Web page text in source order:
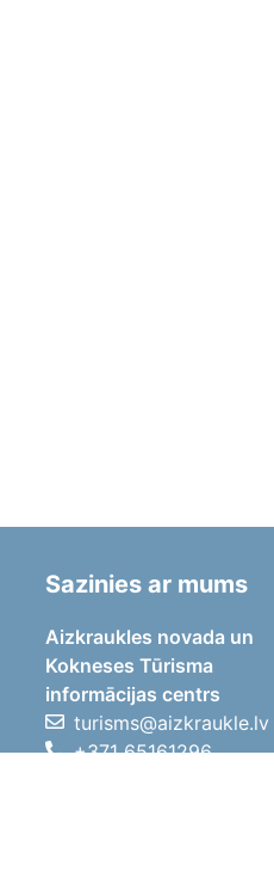
Sazinies ar mums
Aizkraukles novada un
Kokneses Tūrisma
informācijas centrs
turisms@aizkraukle.lv
+371 65161296